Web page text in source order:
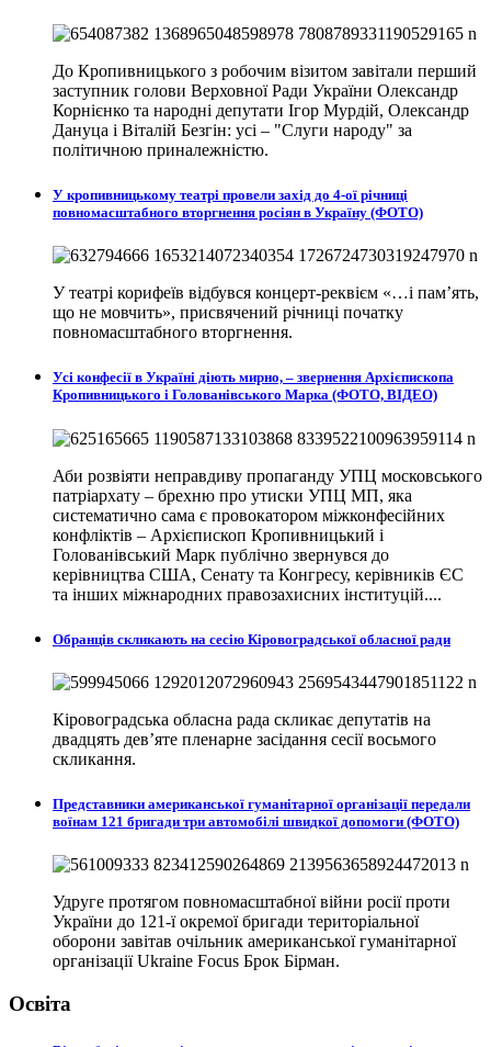
До Кропивницького з робочим візитом завітали перший
заступник голови Верховної Ради України Олександр
Корнієнко та народні депутати Ігор Мурдій, Олександр
Дануца і Віталій Безгін: усі – "Слуги народу" за
політичною приналежністю.
У кропивницькому театрі провели захід до 4-ої річниці
повномасштабного вторгнення росіян в Україну (ФОТО)
У театрі корифеїв відбувся концерт-реквієм «…і пам’ять,
що не мовчить», присвячений річниці початку
повномасштабного вторгнення.
Усі конфесії в Україні діють мирно, – звернення Архієпископа
Кропивницького і Голованівського Марка (ФОТО, ВІДЕО)
Аби розвіяти неправдиву пропаганду УПЦ московського
патріархату – брехню про утиски УПЦ МП, яка
систематично сама є провокатором міжконфесійних
конфліктів – Архієпископ Кропивницький і
Голованівський Марк публічно звернувся до
керівництва США, Сенату та Конгресу, керівників ЄС
та інших міжнародних правозахисних інституцій....
Обранців скликають на сесію Кіровоградської обласної ради
Кіровоградська обласна рада скликає депутатів на
двадцять дев’яте пленарне засідання сесії восьмого
скликання.
Представники американської гуманітарної організації передали
воїнам 121 бригади три автомобілі швидкої допомоги (ФОТО)
Удруге протягом повномасштабної війни росії проти
України до 121-ї окремої бригади територіальної
оборони завітав очільник американської гуманітарної
організації Ukraine Focus Брок Бірман.
Освіта